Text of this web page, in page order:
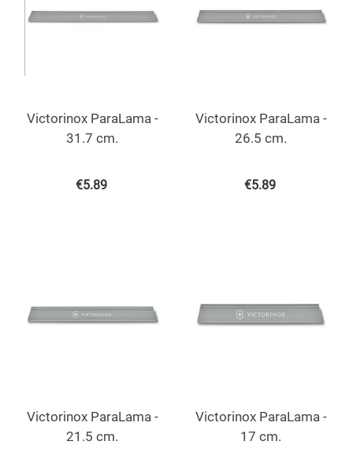
Victorinox ParaLama -
31.7 cm.
€5.89
Victorinox ParaLama -
26.5 cm.
€5.89
Victorinox ParaLama -
21.5 cm.
Victorinox ParaLama -
17 cm.